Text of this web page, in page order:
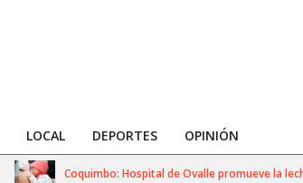
LOCAL DEPORTES OPINIÓN
Coquimbo: Hospital de Ovalle promueve la leche